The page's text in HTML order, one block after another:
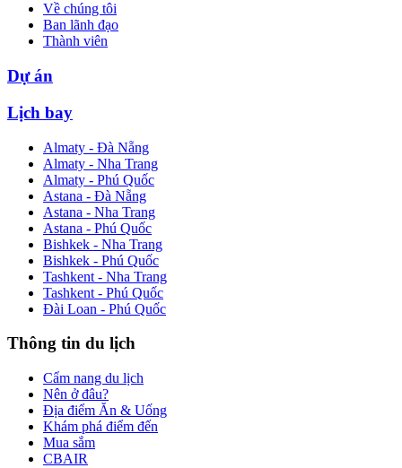
Về chúng tôi
Ban lãnh đạo
Thành viên
Dự án
Lịch bay
Almaty - Đà Nẵng
Almaty - Nha Trang
Almaty - Phú Quốc
Astana - Đà Nẵng
Astana - Nha Trang
Astana - Phú Quốc
Bishkek - Nha Trang
Bishkek - Phú Quốc
Tashkent - Nha Trang
Tashkent - Phú Quốc
Đài Loan - Phú Quốc
Thông tin du lịch
Cẩm nang du lịch
Nên ở đâu?
Địa điểm Ăn & Uống
Khám phá điểm đến
Mua sắm
CBAIR